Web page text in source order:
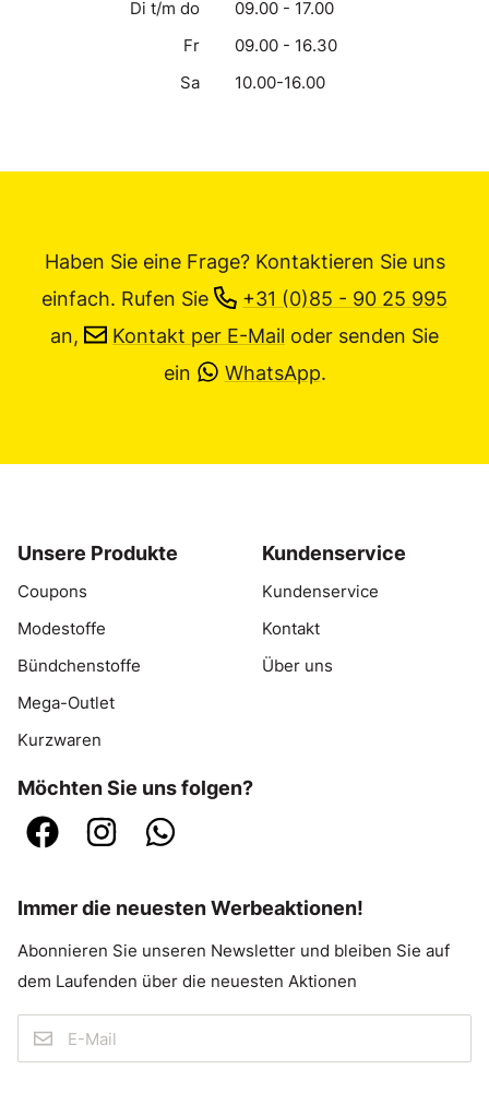
Di t/m do
09.00 - 17.00
Fr
09.00 - 16.30
Sa
10.00-16.00
Haben Sie eine Frage? Kontaktieren Sie uns
einfach. Rufen Sie
+31 (0)85 - 90 25 995
an,
Kontakt per E-Mail oder senden Sie
ein
WhatsApp.
Unsere Produkte
Coupons
Modestoffe
Bündchenstoffe
Mega-Outlet
Kurzwaren
Kundenservice
Kundenservice
Kontakt
Über uns
Möchten Sie uns folgen?
Immer die neuesten Werbeaktionen!
Abonnieren Sie unseren Newsletter und bleiben Sie auf
dem Laufenden über die neuesten Aktionen